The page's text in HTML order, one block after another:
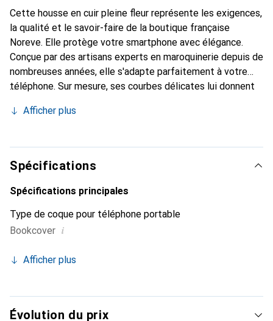
Cette housse en cuir pleine fleur représente les exigences,
la qualité et le savoir-faire de la boutique française
Noreve. Elle protège votre smartphone avec élégance.
Conçue par des artisans experts en maroquinerie depuis de
nombreuses années, elle s'adapte parfaitement à votre
téléphone. Sur mesure, ses courbes délicates lui donnent
et indispensable pour votre smartphone. Reconnaissante à
marque Noreve est un choix sûr pour une clientèle
exigeante.
Afficher plus
Spécifications
Spécifications principales
Type de coque pour téléphone portable
Bookcover i
Afficher plus
Évolution du prix